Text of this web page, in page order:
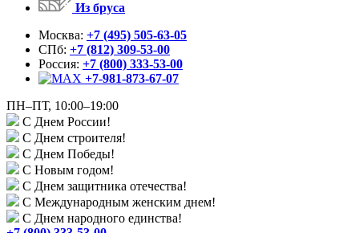
Из бруса
Москва: +7 (495) 505-63-05
СПб: +7 (812) 309-53-00
Россия: +7 (800) 333-53-00
+7-981-873-67-07
ПН–ПТ, 10:00–19:00
С Днем России!
С Днем строителя!
С Днем Победы!
С Новым годом!
С Днем защитника отечества!
С Международным женским днем!
С Днем народного единства!